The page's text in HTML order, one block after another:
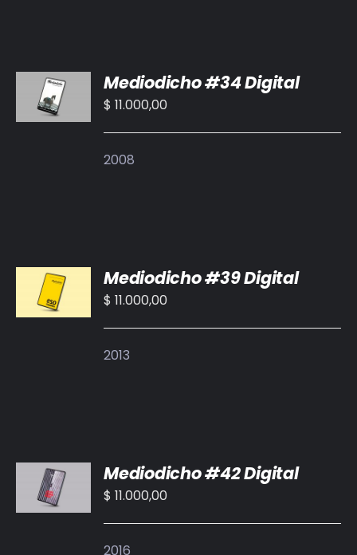
AL
CARRITO
/
Mediodicho #34 Digital
$ 11.000,00
2008
AL
CARRITO
/
Mediodicho #39 Digital
$ 11.000,00
2013
AL
CARRITO
/
Mediodicho #42 Digital
$ 11.000,00
2016